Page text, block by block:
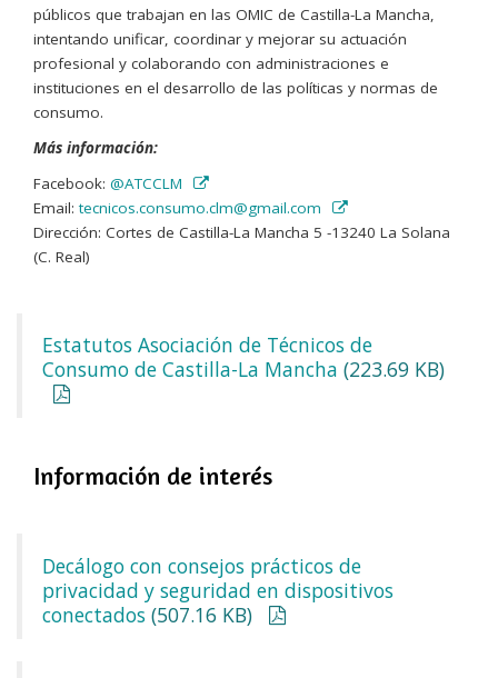
públicos que trabajan en las OMIC de Castilla-La Mancha,
intentando unificar, coordinar y mejorar su actuación
profesional y colaborando con administraciones e
instituciones en el desarrollo de las políticas y normas de
consumo.
Más información:
Facebook: @ATCCLM
Email:tecnicos.consumo.clm@gmail.com
Dirección: Cortes de Castilla-La Mancha 5 -13240 La Solana
(C. Real)
Estatutos Asociación de Técnicos de
Consumo de Castilla-La Mancha (223.69 KB)
Información de interés
Decálogo con consejos prácticos de
privacidad y seguridad en dispositivos
conectados (507.16 KB)